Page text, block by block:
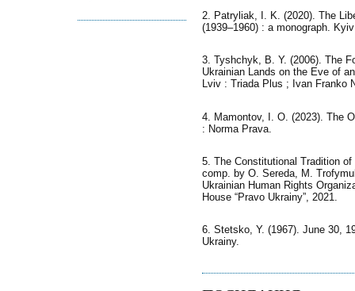
2. Patryliak, I. K. (2020). The
(1939–1960) : a monograph.
3. Tyshchyk, B. Y. (2006). The
Ukrainian Lands on the Eve of
Lviv : Triada Plus ; Ivan Franko
4. Mamontov, I. O. (2023). The
: Norma Prava.
5. The Constitutional Tradition
comp. by O. Sereda, M.
Ukrainian Human Rights
House “Pravo Ukrainy”, 2021.
6. Stetsko, Y. (1967). June 30,
Ukrainy.